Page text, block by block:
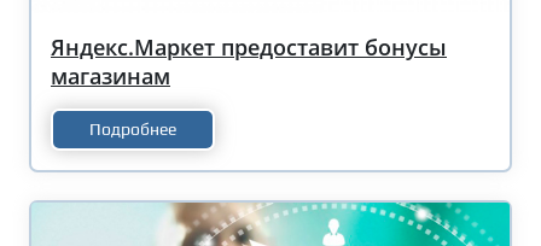
Яндекс.Маркет предоставит бонусы
магазинам
Подробнее